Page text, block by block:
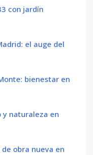
con jardín
el auge del
bienestar en
y naturaleza en
obra nueva en